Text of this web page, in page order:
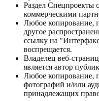
Раздел Спецпроекты
коммерческими
Любое копирование,
другое
ссылку на
воспрещается.
Владелец веб-
является автор
Любое копирование,
фотографий и/или
принадлежащих